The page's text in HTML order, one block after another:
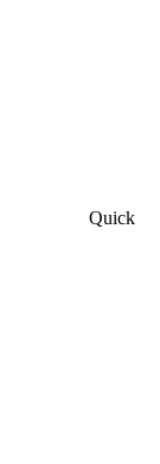
Quick